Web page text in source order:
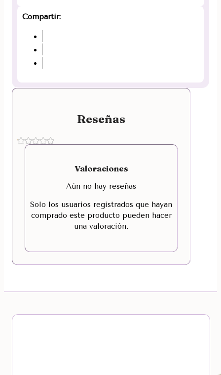
Compartir:
Reseñas
Valoraciones
Aún no hay reseñas
Solo los usuarios registrados que hayan
comprado este producto pueden hacer
una valoración.